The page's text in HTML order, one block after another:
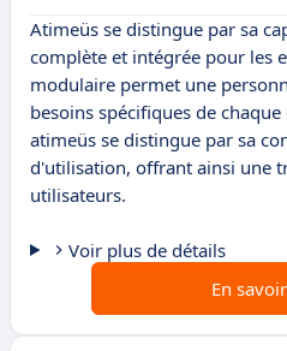
Atimeüs se distingue par sa
complète et intégrée pour les
modulaire permet une
besoins spécifiques de
atimeüs se distingue par sa
d'utilisation, offrant ainsi une
utilisateurs.
Voir plus de détails
En